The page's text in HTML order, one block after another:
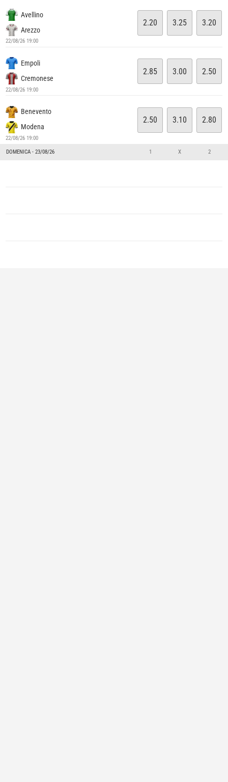
Avellino
Arezzo
22/08/26 19:00
2.20 3.25 3.20
Empoli
Cremonese
22/08/26 19:00
2.85 3.00 2.50
Benevento
Modena
22/08/26 19:00
2.50 3.10 2.80
DOMENICA - 23/08/26 1 X 2